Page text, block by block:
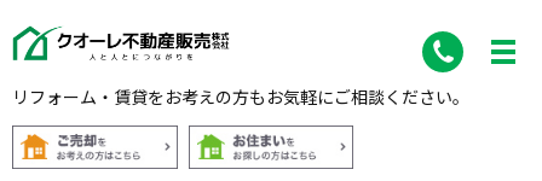
リフォーム・賃貸をお考えの方もお気軽にご相談ください。